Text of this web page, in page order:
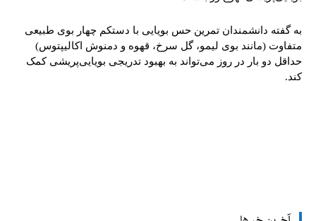
به گفته دانشمندان تمرین حس بویایی با دستکم چهار بوی طبیعی
متفاوت (مانند بوی لیمو، گل سرخ، قهوه و دمنوش اکالیپتوس)
حداقل دو بار در روز می‌تواند به بهبود تدریجی بویایی‌پریشی کمک
کند.